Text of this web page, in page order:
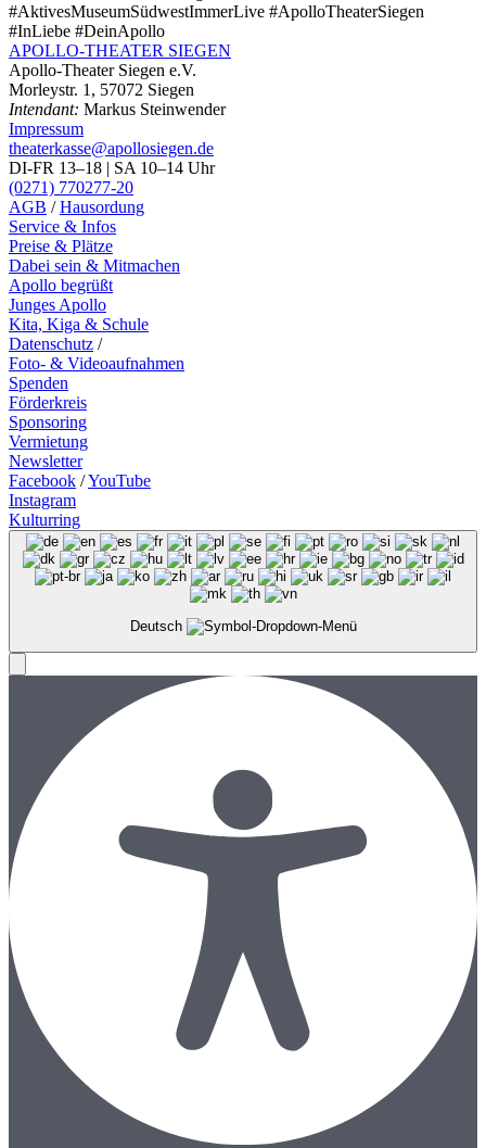
#AktivesMuseumSüdwestImmerLive #ApolloTheaterSiegen
#InLiebe #DeinApollo
APOLLO-THEATER SIEGEN
Apollo-Theater Siegen e.V.
Morleystr. 1, 57072 Siegen
Intendant: Markus Steinwender
Impressum
theaterkasse@apollosiegen.de
DI-FR 13–18 | SA 10–14 Uhr
(0271) 770277-20
AGB /Hausordung
Service & Infos
Preise & Plätze
Dabei sein & Mitmachen
Apollo begrüßt
Junges Apollo
Kita, Kiga & Schule
Datenschutz /
Foto- & Videoaufnahmen
Spenden
Förderkreis
Sponsoring
Vermietung
Newsletter
Facebook /YouTube
Instagram
Kulturring
Deutsch